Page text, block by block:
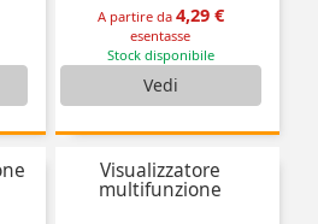
A partire da 4,29 €
esentasse
Stock disponibile
Vedi
Visualizzatore
multifunzione